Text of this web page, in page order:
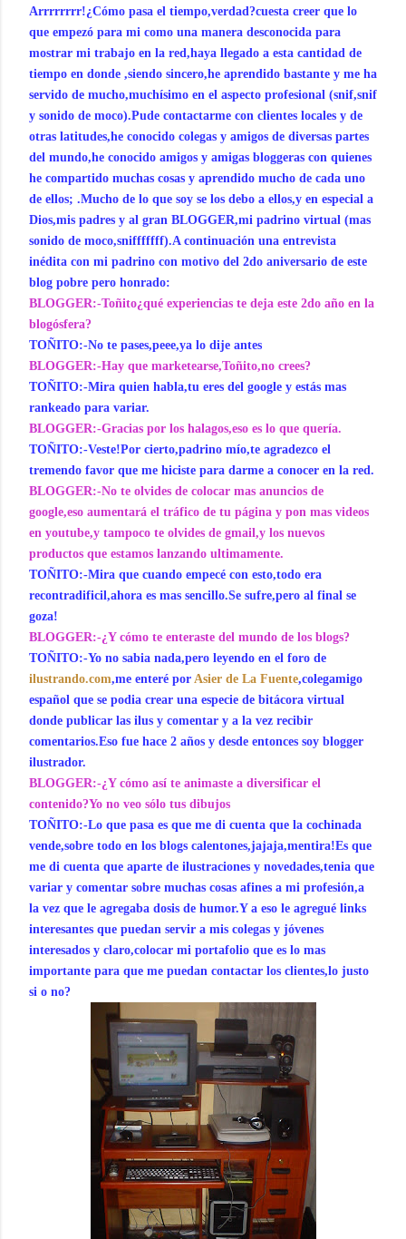
Arrrrrrrr!¿Cómo pasa el tiempo,verdad?cuesta creer que lo
que empezó para mi como una manera desconocida para
mostrar mi trabajo en la red,haya llegado a esta cantidad de
tiempo en donde ,siendo sincero,he aprendido bastante y me ha
servido de mucho,muchísimo en el aspecto profesional (snif,snif
y sonido de moco).Pude contactarme con clientes locales y de
otras latitudes,he conocido colegas y amigos de diversas partes
del mundo,he conocido amigos y amigas bloggeras con quienes
he compartido muchas cosas y aprendido mucho de cada uno
de ellos; .Mucho de lo que soy se los debo a ellos,y en especial a
Dios,mis padres y al gran BLOGGER,mi padrino virtual (mas
sonido de moco,snifffffff).A continuación una entrevista
inédita con mi padrino con motivo del 2do aniversario de este
blog pobre pero honrado:
BLOGGER:-Toñito¿qué experiencias te deja este 2do año en la
blogósfera?
TOÑITO:-No te pases,peee,ya lo dije antes
BLOGGER:-Hay que marketearse,Toñito,no crees?
TOÑITO:-Mira quien habla,tu eres del google y estás mas
rankeado para variar.
BLOGGER:-Gracias por los halagos,eso es lo que quería.
TOÑITO:-Veste!Por cierto,padrino mío,te agradezco el
tremendo favor que me hiciste para darme a conocer en la red.
BLOGGER:-No te olvides de colocar mas anuncios de
google,eso aumentará el tráfico de tu página y pon mas videos
en youtube,y tampoco te olvides de gmail,y los nuevos
productos que estamos lanzando ultimamente.
TOÑITO:-Mira que cuando empecé con esto,todo era
recontradificil,ahora es mas sencillo.Se sufre,pero al final se
goza!
BLOGGER:-¿Y cómo te enteraste del mundo de los blogs?
TOÑITO:-Yo no sabia nada,pero leyendo en el foro de
ilustrando.com,me enteré por Asier de La Fuente,colegamigo
español que se podia crear una especie de bitácora virtual
donde publicar las ilus y comentar y a la vez recibir
comentarios.Eso fue hace 2 años y desde entonces soy blogger
ilustrador.
BLOGGER:-¿Y cómo así te animaste a diversificar el
contenido?Yo no veo sólo tus dibujos
TOÑITO:-Lo que pasa es que me di cuenta que la cochinada
vende,sobre todo en los blogs calentones,jajaja,mentira!Es que
me di cuenta que aparte de ilustraciones y novedades,tenia que
variar y comentar sobre muchas cosas afines a mi profesión,a
la vez que le agregaba dosis de humor.Y a eso le agregué links
interesantes que puedan servir a mis colegas y jóvenes
interesados y claro,colocar mi portafolio que es lo mas
importante para que me puedan contactar los clientes,lo justo
si o no?